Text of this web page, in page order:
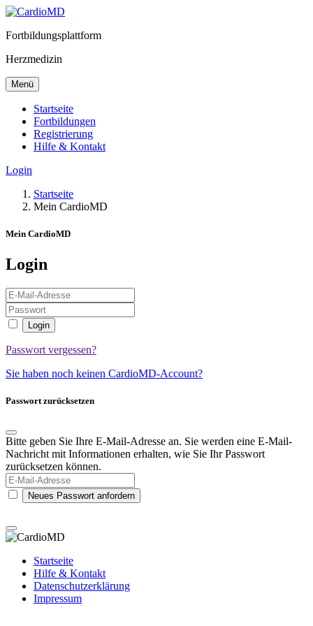
Fortbildungsplattform
Herzmedizin
Menü
Startseite
Fortbildungen
Registrierung
Hilfe & Kontakt
Login
Startseite
Mein CardioMD
Mein CardioMD
Login
Login
Passwort vergessen?
Sie haben noch keinen CardioMD-Account?
Passwort zurücksetzen
Bitte geben Sie Ihre E-Mail-Adresse an. Sie werden eine E-Mail-
Nachricht mit Informationen erhalten, wie Sie Ihr Passwort
zurücksetzen können.
Neues Passwort anfordern
Startseite
Hilfe & Kontakt
Datenschutzerklärung
Impressum